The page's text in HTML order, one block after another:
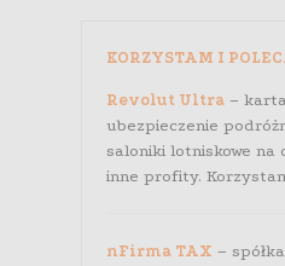
KORZYSTAM I
Revolut Ultra–
ubezpieczenie
saloniki lotniskowe na
inne profity.
nFirma TAX –